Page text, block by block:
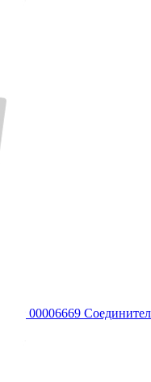
00006669